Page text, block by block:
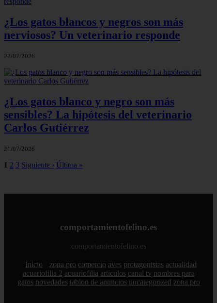
¿Los gatos blancos y negros son más
nerviosos? Un veterinario responde
22/07/2026
¿Los gatos blanco y negro son más
sensibles? La hipótesis del veterinario
Carlos Gutiérrez
21/07/2026
1 2 3 Siguiente › Última »
comportamientofelino.es
comportamientofelino.es
Inicio zona pro comercio aves protagonistas actualidad
acuariofilia 2 acuariofilia articulos canal tv nombres para
gatos novedades tablon de anuncios uncategorized zona pro